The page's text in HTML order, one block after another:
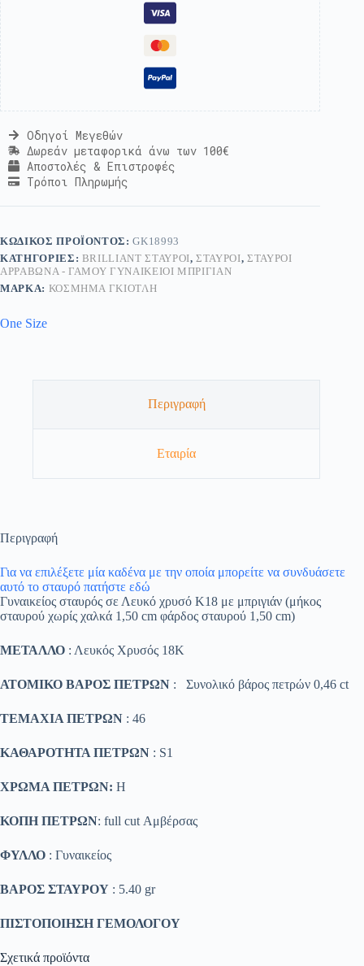
Οδηγοί Μεγεθών
Δωρεάν μεταφορικά άνω των 100€
Αποστολές & Επιστροφές
Τρόποι Πληρωμής
ΚΩΔΙΚΌΣ ΠΡΟΪΌΝΤΟΣ:GK18993
ΚΑΤΗΓΟΡΊΕΣ: BRILLIANT ΣΤΑΥΡΟΊ,ΣΤΑΥΡΟΊ,ΣΤΑΥΡΟΊ
ΑΡΡΑΒΏΝΑ - ΓΆΜΟΥ ΓΥΝΑΙΚΕΊΟΙ ΜΠΡΙΓΙΆΝ
ΜΆΡΚΑ: ΚΟΣΜΗΜΑ ΓΚΙΟΤΛΗ
One Size
Περιγραφή
Εταιρία
Περιγραφή
Για να επιλέξετε μία καδένα με την οποία μπορείτε να συνδυάσετε
αυτό το σταυρό πατήστε εδώ
Γυναικείος σταυρός σε Λευκό χρυσό Κ18 με μπριγιάν (μήκος
σταυρού χωρίς χαλκά 1,50 cm φάρδος σταυρού 1,50 cm)
ΜΕΤΑΛΛΟ : Λευκός Χρυσός 18K
ΑΤΟΜΙΚΟ ΒΑΡΟΣ ΠΕΤΡΩΝ : Συνολικό βάρος πετρών 0,46 ct
ΤΕΜΑΧΙΑ ΠΕΤΡΩΝ : 46
ΚΑΘΑΡΟΤΗΤΑ ΠΕΤΡΩΝ : S1
ΧΡΩΜΑ ΠΕΤΡΩΝ: H
ΚΟΠΗ ΠΕΤΡΩΝ: full cut Αμβέρσας
ΦΥΛΛΟ : Γυναικείος
ΒΑΡΟΣ ΣΤΑΥΡΟΥ : 5.40 gr
ΠΙΣΤΟΠΟΙΗΣΗ ΓΕΜΟΛΟΓΟΥ
Σχετικά προϊόντα